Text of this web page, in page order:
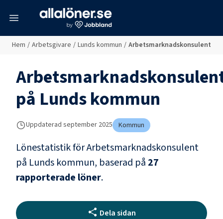
Hem / Arbetsgivare / Lunds kommun / Arbetsmarknadskonsulent
på Lunds kommun
Uppdaterad september 2025 Kommun
Lönestatistik förArbetsmarknadskonsulent
på Lunds kommun, baserad på 27
rapporterade löner.
Dela sidan